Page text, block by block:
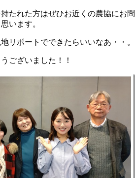
たれた方はぜひお近くの農協にお問
います。
リポートでできたらいいなあ・・。
ございました！！